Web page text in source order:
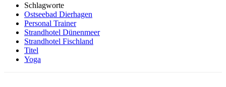
Schlagworte
Ostseebad Dierhagen
Personal Trainer
Strandhotel Dünenmeer
Strandhotel Fischland
Titel
Yoga